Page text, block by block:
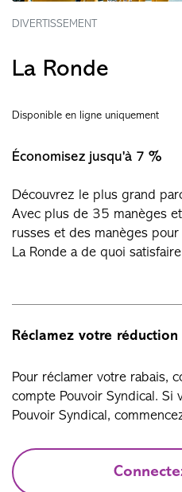
DIVERTISSEMENT
La Ronde
Disponible en ligne uniquement
Économisez jusqu'à 7 %
Découvrez le plus grand
Avec plus de 35 manèges
russes et des manèges
La Ronde a de quoi
Réclamez votre réduction
Pour réclamer votre rabais,
compte Pouvoir Syndical. Si
Pouvoir Syndical,